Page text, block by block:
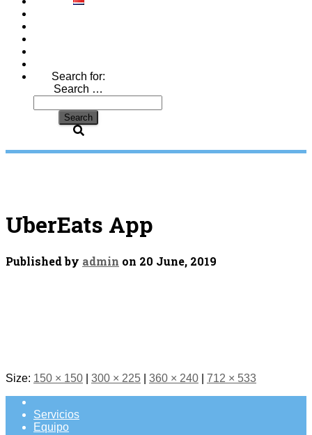
Search for:
Search …
UberEats App
Published by admin on 20 June, 2019
Size: 150 × 150 300 × 225 360 × 240 712 × 533
Servicios
Equipo